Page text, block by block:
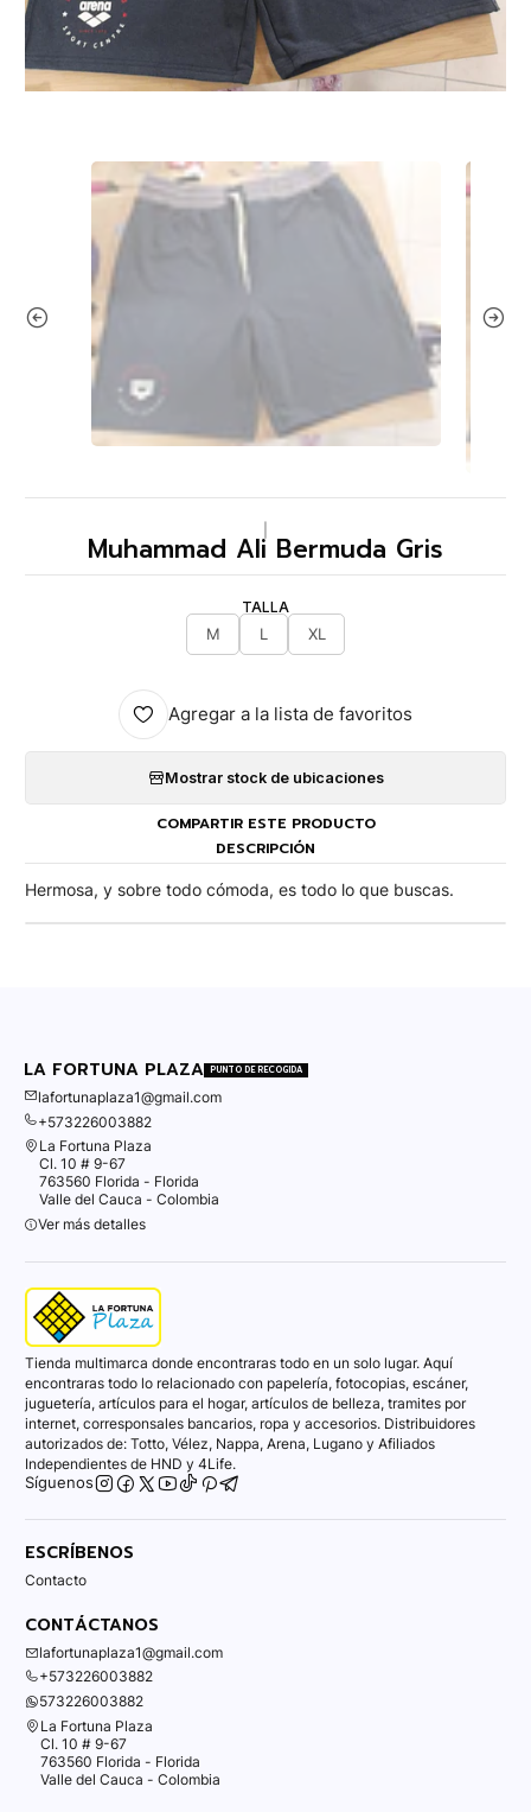
Muhammad Ali Bermuda Gris
TALLA
M
L XL
Agregar a la lista de favoritos
Mostrar stock de ubicaciones
COMPARTIR ESTE PRODUCTO
DESCRIPCIÓN
Hermosa, y sobre todo cómoda, es todo lo que buscas.
LA FORTUNA PLAZA PUNTO DE RECOGIDA
lafortunaplaza1@gmail.com
+573226003882
La Fortuna Plaza
Cl. 10 # 9-67
763560 Florida - Florida
Valle del Cauca - Colombia
Ver más detalles
Tienda multimarca donde encontraras todo en un solo lugar. Aquí
encontraras todo lo relacionado con papelería, fotocopias, escáner,
juguetería, artículos para el hogar, artículos de belleza, tramites por
internet, corresponsales bancarios, ropa y accesorios. Distribuidores
autorizados de: Totto, Vélez, Nappa, Arena, Lugano y Afiliados
Independientes de HND y 4Life.
Síguenos
ESCRÍBENOS
Contacto
CONTÁCTANOS
lafortunaplaza1@gmail.com
+573226003882
573226003882
La Fortuna Plaza
Cl. 10 # 9-67
763560 Florida - Florida
Valle del Cauca - Colombia